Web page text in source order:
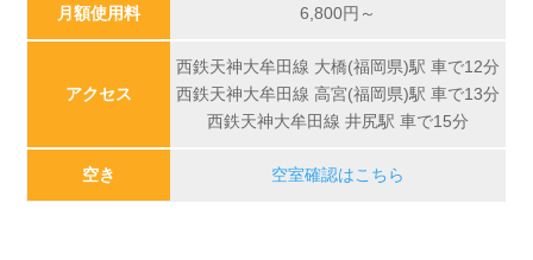
月額使用料 6,800円～
アクセス
西鉄天神大牟田線 大橋(福岡県)駅 車で12分
西鉄天神大牟田線 高宮(福岡県)駅 車で13分
西鉄天神大牟田線 井尻駅 車で15分
空き 空室確認はこちら